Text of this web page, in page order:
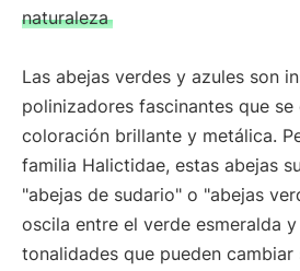
naturaleza
Las abejas verdes y azules son
polinizadores fascinantes que
coloración brillante y metálica.
familia Halictidae, estas abejas
"abejas de sudario" o "abejas
oscila entre el verde esmeralda
tonalidades que pueden cambiar